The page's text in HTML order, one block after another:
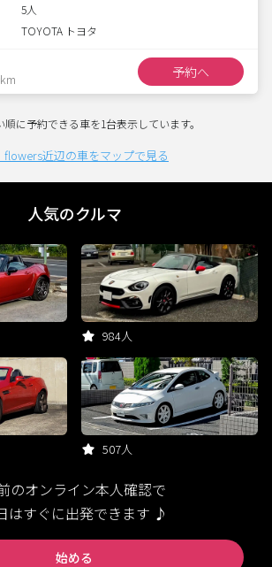
5人
TOYOTA トヨタ
予約へ
に予約できる車を1台表示しています。
近辺の車をマップで見る
人気のクルマ
984人
507人
のオンライン本人確認で
はすぐに出発できます ♪
始める